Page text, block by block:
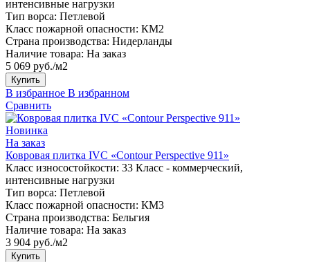
интенсивные нагрузки
Тип ворса: Петлевой
Класс пожарной опасности: КМ2
Страна производства: Нидерланды
Наличие товара: На заказ
5 069 руб./м2
Купить
В избранное В избранном
Сравнить
Новинка
На заказ
Ковровая плитка IVC «Contour Perspective 911»
Класс износостойкости: 33 Класс - коммерческий,
интенсивные нагрузки
Тип ворса: Петлевой
Класс пожарной опасности: КМ3
Страна производства: Бельгия
Наличие товара: На заказ
3 904 руб./м2
Купить